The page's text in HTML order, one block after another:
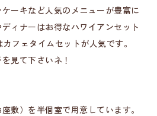
ーキなど人気のメニューが豊富に
ィナーはお得なハワイアンセット
フェタイムセットが人気です。
見て下さいネ！
敷）を半個室で用意しています。